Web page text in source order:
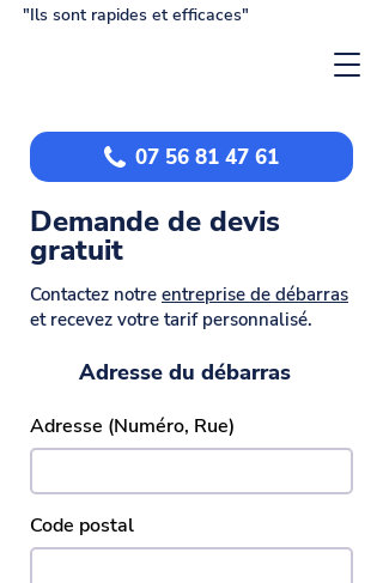
"Ils sont rapides et efficaces"
07 56 81 47 61
Demande de devis
gratuit
Contactez notre entreprise de débarras
et recevez votre tarif personnalisé.
Adresse du débarras
Adresse (Numéro, Rue)
Code postal